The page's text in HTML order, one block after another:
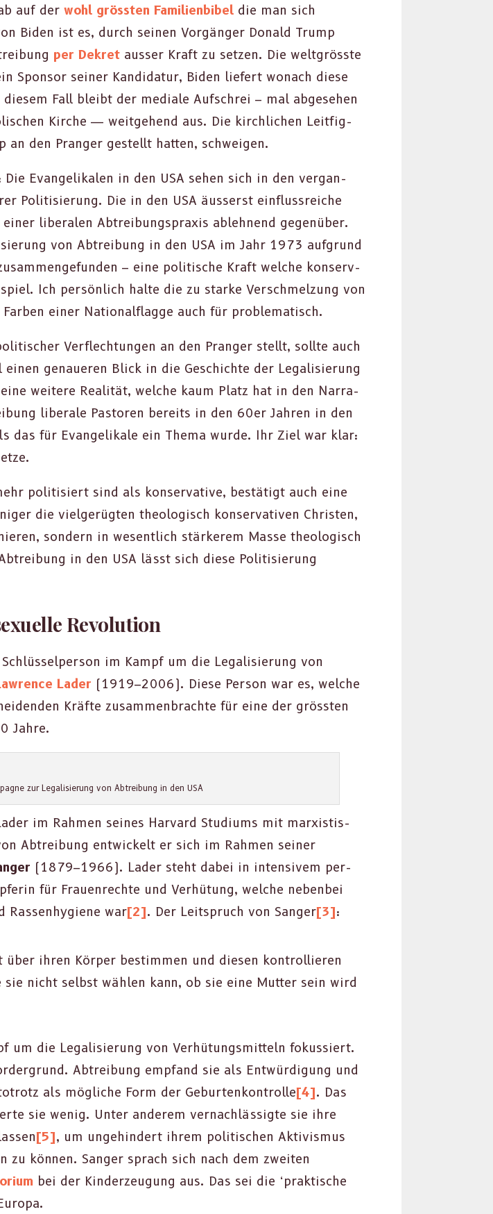
auf der wohl grössten Fam­i­lien­bibel die man sich
Biden ist es, durch seinen Vorgänger Don­ald Trump
per Dekret auss­er Kraft zu set­zen. Die welt­grösste
Spon­sor sein­er Kan­di­datur, Biden liefert wonach diese
Fall bleibt der medi­ale Auf­schrei – mal abge­se­hen
Kirche — weit­ge­hend aus. Die kirch­lichen Leit­fig­
den Pranger gestellt hat­ten, schweigen.
Evan­ge­likalen in den USA sehen sich in den ver­gan­
Poli­tisierung. Die in den USA äusserst ein­flussre­iche
lib­eralen Abtrei­bung­sprax­is ablehnend gegenüber.
von Abtrei­bung in den USA im Jahr 1973 auf­grund
– eine poli­tis­che Kraft welche kon­ser­v­
Ich per­sön­lich halte die zu starke Ver­schmelzung von
ein­er Nation­alflagge auch für prob­lema­tisch.
Ver­flech­tun­gen an den Pranger stellt, sollte auch
genaueren Blick in die Geschichte der Legal­isierung
weit­ere Real­ität, welche kaum Platz hat in den Nar­ra­
lib­erale Pas­toren bere­its in den 60er Jahren in den
das für Evan­ge­likale ein The­ma wurde. Ihr Ziel war klar:
poli­tisiert sind als kon­ser­v­a­tive, bestätigt auch eine
die viel­gerügten the­ol­o­gisch kon­ser­v­a­tiv­en Chris­ten,
son­dern in wesentlich stärk­erem Masse the­ol­o­gisch
in den USA lässt sich diese Poli­tisierung
Revolution
im Kampf um die Legal­isierung von
Lad­er (1919–2006). Diese Per­son war es, welche
Kräfte zusam­men­brachte für eine der grössten
Jahre.
zur Legal­isierung von Abtrei­bung in den USA
im Rah­men seines Har­vard Studi­ums mit marx­is­tis­
Abtrei­bung entwick­elt er sich im Rah­men sein­er
(1879–1966). Lad­er ste­ht dabei in inten­sivem per­
für Frauen­rechte und Ver­hü­tung, welche neben­bei
Rassen­hy­giene war[2]. Der Leit­spruch von Sanger[3]:
über ihren Kör­p­er bes­tim­men und diesen kon­trol­lieren
sie nicht selb­st wählen kann, ob sie eine Mut­ter sein wird
um die Legal­isierung von Ver­hü­tungsmit­teln fokussiert.
Abtrei­bung emp­fand sie als Entwürdi­gung und
als mögliche Form der Geburtenkon­trolle[4]. Das
sie wenig. Unter anderem ver­nach­läs­sigte sie ihre
[5], um unge­hin­dert ihrem poli­tis­chen Aktivis­mus
zu kön­nen. Sanger sprach sich nach dem zweit­en
bei der Kinderzeu­gung aus. Das sei die ‘prak­tis­che